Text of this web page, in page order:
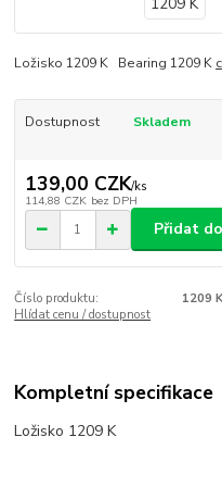
Ložisko 1209 K Bearing 1209 K
Dostupnost Skladem
139,00 CZK/ks
114,88 CZK bez DPH
Přidat
Číslo produktu:
1209 K
Hlídat cenu / dostupnost
Kompletní specifikace
Ložisko 1209 K